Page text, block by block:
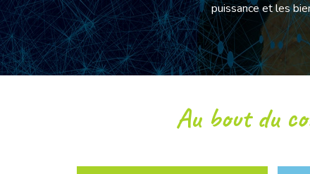
puissance et les
Au bout du